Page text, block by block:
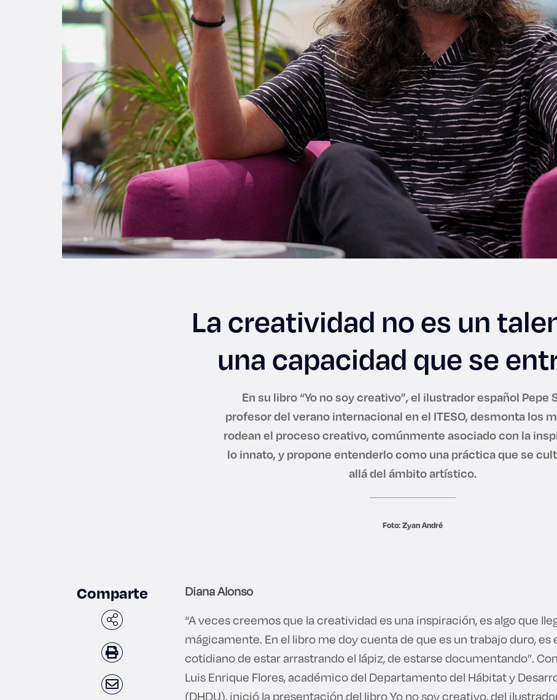
Becas
Graduaciones
CRUCE
Derecho
Derecho
Prepa ITESO
Becas
Sustentabilidad
La creatividad no es un
una capacidad que se
En su libro “Yo no soy creativo”, el ilustrador español Pepe
profesor del verano internacional en el ITESO, desmonta los
rodean el proceso creativo, comúnmente asociado con la
lo innato, y propone entenderlo como una práctica que se
allá del ámbito artístico.
Foto: Zyan André
Comparte
Diana Alonso
“A veces creemos que la creatividad es una inspiración, es algo que
mágicamente. En el libro me doy cuenta de que es un trabajo duro, es
cotidiano de estar arrastrando el lápiz, de estarse documentando”.
Luis Enrique Flores, académico del Departamento del Hábitat y
(DHDU), inició la presentación del libro Yo no soy creativo, del